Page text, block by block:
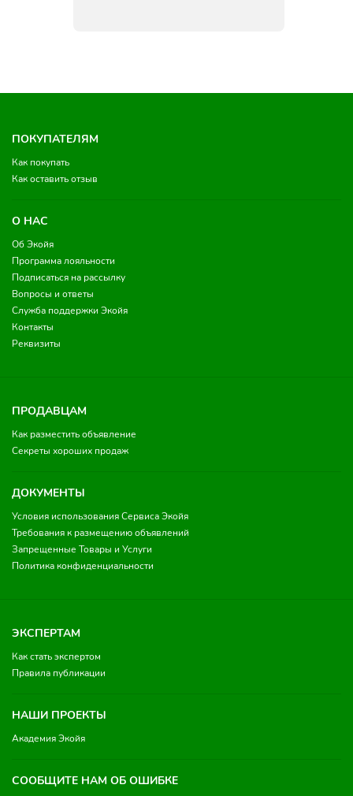
ПОКУПАТЕЛЯМ
Как покупать
Как оставить отзыв
О НАС
Об Экойя
Программа лояльности
Подписаться на рассылку
Вопросы и ответы
Служба поддержки Экойя
Контакты
Реквизиты
ПРОДАВЦАМ
Как разместить объявление
Секреты хороших продаж
ДОКУМЕНТЫ
Условия использования Сервиса Экойя
Требования к размещению объявлений
Запрещенные Товары и Услуги
Политика конфиденциальности
ЭКСПЕРТАМ
Как стать экспертом
Правила публикации
НАШИ ПРОЕКТЫ
Академия Экойя
СООБЩИТЕ НАМ ОБ ОШИБКЕ